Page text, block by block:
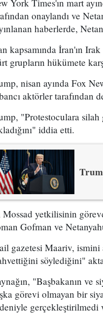
York Times'ın mart
onaylandı ve
haberlerde,
kapsamında İran'ın Irak
grupların hükümete
nisan ayında Fox
aktörler tarafından
"Protestoculara
iddia etti.
yetkilisinin
Gofman ve
gazetesi Maariv, ismini
söylediğini"
"Başbakanın ve
görevi olmayan bir
gerçekleştirilmedi